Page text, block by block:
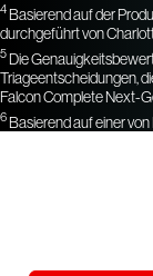
4Basierend auf der
durchgeführt von
5Die
Triageentscheidungen,
Falcon Complete Next-
6Basierend auf einer